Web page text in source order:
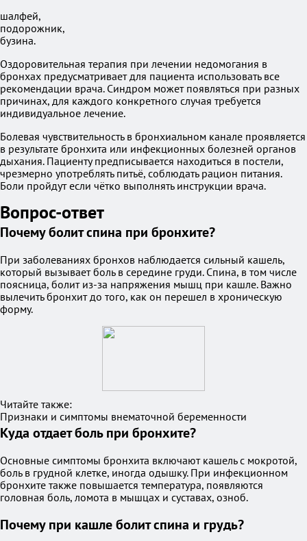
шалфей,
подорожник,
бузина.
Оздоровительная терапия при лечении недомогания в
бронхах предусматривает для пациента использовать все
рекомендации врача. Синдром может появляться при разных
причинах, для каждого конкретного случая требуется
индивидуальное лечение.
Болевая чувствительность в бронхиальном канале проявляется
в результате бронхита или инфекционных болезней органов
дыхания. Пациенту предписывается находиться в постели,
чрезмерно употреблять питьё, соблюдать рацион питания.
Боли пройдут если чётко выполнять инструкции врача.
Вопрос-ответ
Почему болит спина при бронхите?
При заболеваниях бронхов наблюдается сильный кашель,
который вызывает боль в середине груди. Спина, в том числе
поясница, болит из-за напряжения мышц при кашле. Важно
вылечить бронхит до того, как он перешел в хроническую
форму.
Читайте также:
Признаки и симптомы внематочной беременности
Куда отдает боль при бронхите?
Основные симптомы бронхита включают кашель с мокротой,
боль в грудной клетке, иногда одышку. При инфекционном
бронхите также повышается температура, появляются
головная боль, ломота в мышцах и суставах, озноб.
Почему при кашле болит спина и грудь?